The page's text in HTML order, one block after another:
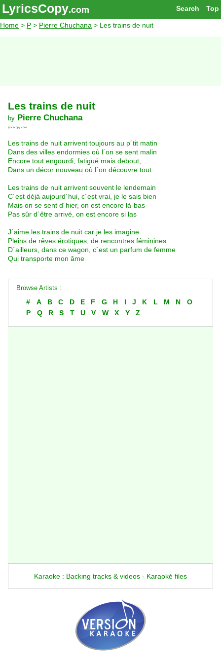
Top
Search
LyricsCopy.com
Home > P > Pierre Chuchana > Les trains de nuit
Les trains de nuit
by Pierre Chuchana
lyricscopy.com
Les trains de nuit arrivent toujours au p´tit matin
Dans des villes endormies où l´on se sent malin
Encore tout engourdi, fatigué mais debout,
Dans un décor nouveau où l´on découvre tout
Les trains de nuit arrivent souvent le lendemain
C´est déjà aujourd´hui, c´est vrai, je le sais bien
Mais on se sent d´hier, on est encore là-bas
Pas sûr d´être arrivé, on est encore si las
J´aime les trains de nuit car je les imagine
Pleins de rêves érotiques, de rencontres féminines
D´ailleurs, dans ce wagon, c´est un parfum de femme
Qui transporte mon âme
Browse Artists :
# A B C D E F G H I J K L M N
O
P
Q R S T U V W X Y Z
Karaoke : Backing tracks & videos - Karaoké files